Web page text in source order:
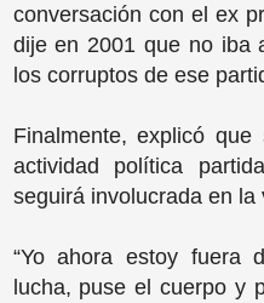
conversación con el ex
dije en 2001 que no iba
los corruptos de ese
Finalmente, explicó
actividad política
seguirá involucrada en la
“Yo ahora estoy fuera
lucha, puse el cuerpo y